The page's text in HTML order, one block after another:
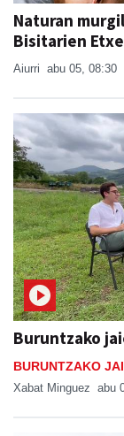
Naturan
Bisitarien
Aiurri abu 05, 08:30
Buruntzako
BURUNTZAKO
Xabat Minguez abu